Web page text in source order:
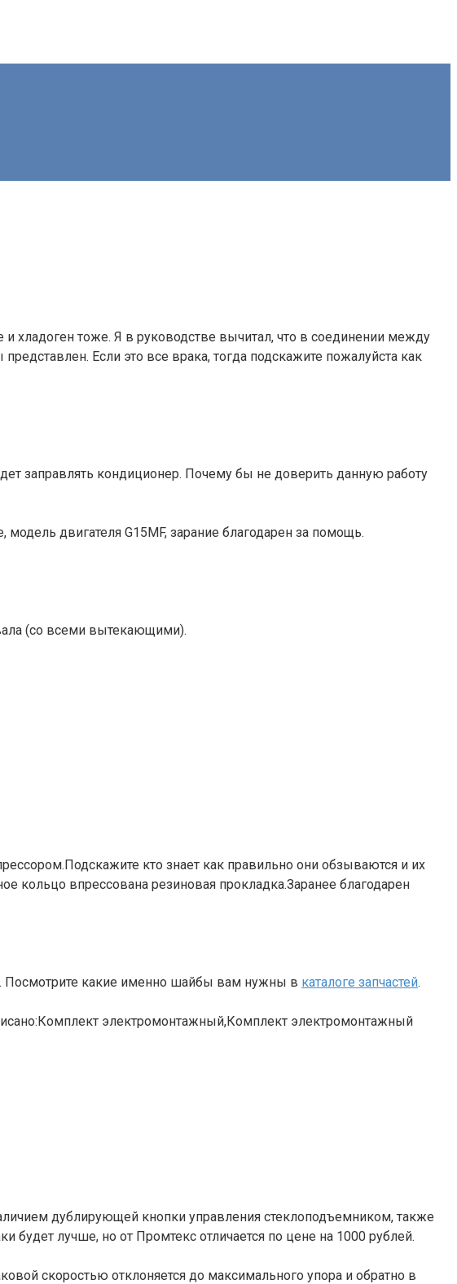
хладоген тоже. Я в руководстве вычитал, что в соединении между
Если это все врака, тогда подскажите пожалуйста как
заправлять кондиционер. Почему бы не доверить данную работу
двигателя G15MF, зарание благодарен за помощь.
(со всеми вытекающими).
кто знает как правильно они обзываются и их
кольцо впрессована резиновая прокладка.Заранее благодарен
Посмотрите какие именно шайбы вам нужны в каталоге запчастей.
электромонтажный,Комплект электромонтажный
дублирующей кнопки управления стеклоподъемником, также
лучше, но от Промтекс отличается по цене на 1000 рублей.
скоростью отклоняется до максимального упора и обратно в